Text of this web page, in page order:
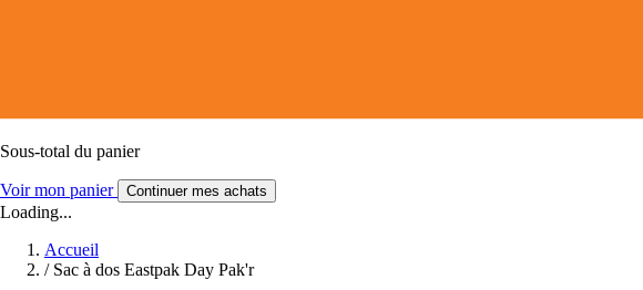
Sous-total du panier
Voir mon panier Continuer mes achats
Loading...
Accueil
/ Sac à dos Eastpak Day Pak'r